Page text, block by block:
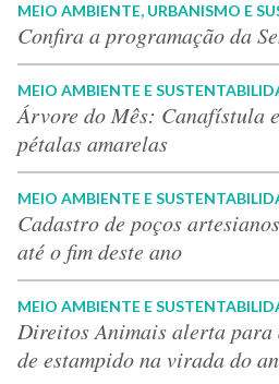
MEIO AMBIENTE, URBANISMO E
Confira a programação da
MEIO AMBIENTE E
Árvore do Mês: Canafístula
pétalas amarelas
MEIO AMBIENTE E
Cadastro de poços
até o fim deste ano
MEIO AMBIENTE E
Direitos Animais alerta para
de estampido na virada do